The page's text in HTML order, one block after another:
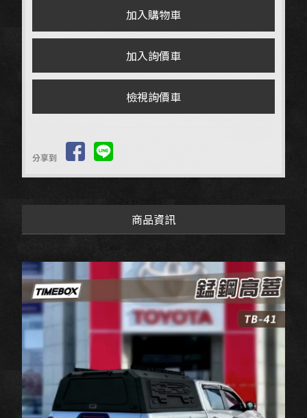
檢視詢價車
分享到
商品資訊